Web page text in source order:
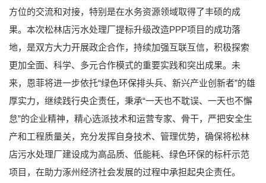
方位的交流和对接，特别是在水务资源领域取得了丰硕的成
果。本次松林店污水处理厂提标升级改造PPP项目的成功落
地，是双方大力开展政企合作，持续加强互联互信，积极探索
更加全面、科学、多元合作模式的重要实践和突出成果。未
来，恩菲将进一步依托“绿色环保排头兵、新兴产业创新者”的雄
厚实力，继续践行央企责任，秉承“一天也不耽误、一天也不懈
怠”的企业精神，精心选派技术和运营专家、骨干，严把安全生
产和工程质量关，充分发挥自身技术、管理优势，确保将松林
店污水处理厂建设成为高品质、低能耗、绿色环保的标杆示范
项目，在助力涿州经济社会发展的过程中承担起央企责任。